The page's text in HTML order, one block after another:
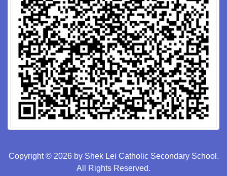
Copyright © 2026 by Shek Lei Catholic Secondary School.
All Rights Reserved.